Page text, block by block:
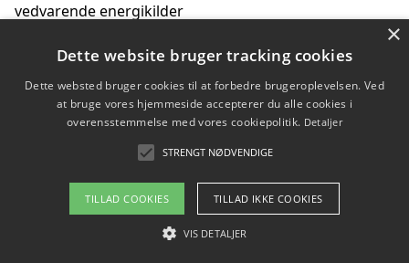
vedvarende energikilder
Copyright 2026 - Pilanto Aps
Om / kontakt
Blog Betingelser
×
Dette website bruger tracking cookies
Dette websted bruger cookies til at forbedre brugeroplevelsen. Ved
at bruge vores hjemmeside accepterer du alle cookies i
overensstemmelse med vores cookiepolitik. Detaljer
STRENGT NØDVENDIGE
TILLAD COOKIES TILLAD IKKE COOKIES
VIS DETALJER